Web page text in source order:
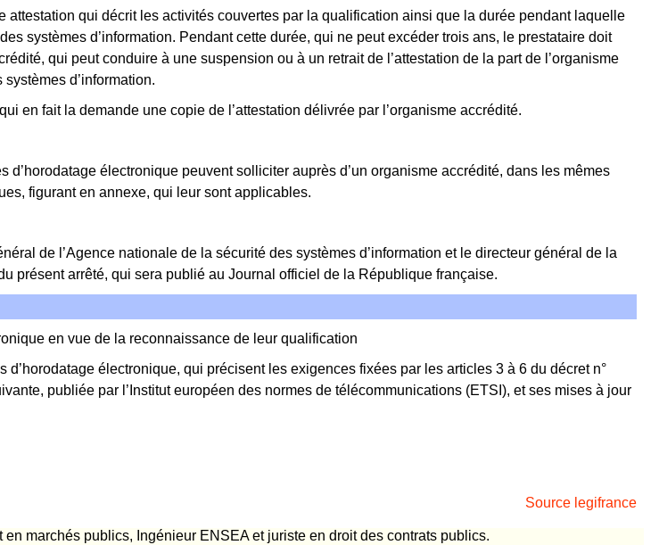
attestation qui décrit les activités couvertes par la qualification ainsi que la durée pendant laquelle
systèmes d’information. Pendant cette durée, qui ne peut excéder trois ans, le prestataire doit
qui peut conduire à une suspension ou à un retrait de l’attestation de la part de l’organisme
d’information.
en fait la demande une copie de l’attestation délivrée par l’organisme accrédité.
électronique peuvent solliciter auprès d’un organisme accrédité, dans les mêmes
figurant en annexe, qui leur sont applicables.
de l’Agence nationale de la sécurité des systèmes d’information et le directeur général de la
présent arrêté, qui sera publié au Journal officiel de la République française.
en vue de la reconnaissance de leur qualification
électronique, qui précisent les exigences fixées par les articles 3 à 6 du décret n°
publiée par l’Institut européen des normes de télécommunications (ETSI), et ses mises à jour
Source legifrance
marchés publics, Ingénieur ENSEA et juriste en droit des contrats publics.